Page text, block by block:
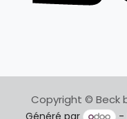
Copyright © Beck